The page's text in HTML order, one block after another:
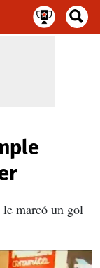
marcó un gol